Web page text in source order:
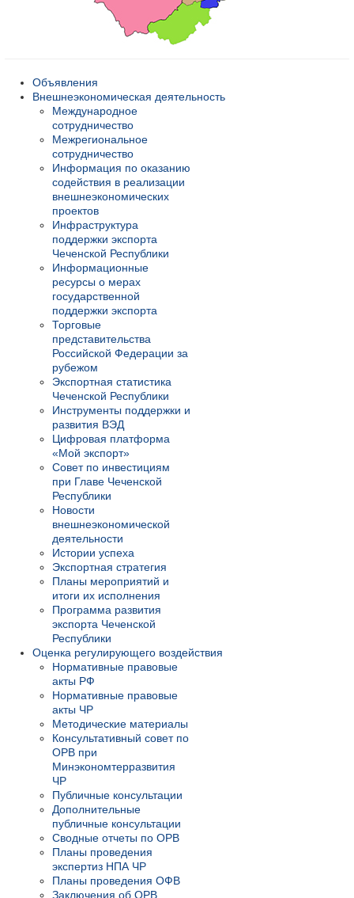
Объявления
Внешнеэкономическая деятельность
Международное
сотрудничество
Межрегиональное
сотрудничество
Информация по оказанию
содействия в реализации
внешнеэкономических
проектов
Инфраструктура
поддержки экспорта
Чеченской Республики
Информационные
ресурсы о мерах
государственной
поддержки экспорта
Торговые
представительства
Российской Федерации за
рубежом
Экспортная статистика
Чеченской Республики
Инструменты поддержки и
развития ВЭД
Цифровая платформа
«Мой экспорт»
Совет по инвестициям
при Главе Чеченской
Республики
Новости
внешнеэкономической
деятельности
Истории успеха
Экспортная стратегия
Планы мероприятий и
итоги их исполнения
Программа развития
экспорта Чеченской
Республики
Оценка регулирующего воздействия
Нормативные правовые
акты РФ
Нормативные правовые
акты ЧР
Методические материалы
Консультативный совет по
ОРВ при
Минэкономтерразвития
ЧР
Публичные консультации
Дополнительные
публичные консультации
Сводные отчеты по ОРВ
Планы проведения
экспертиз НПА ЧР
Планы проведения ОФВ
Заключения об ОРВ